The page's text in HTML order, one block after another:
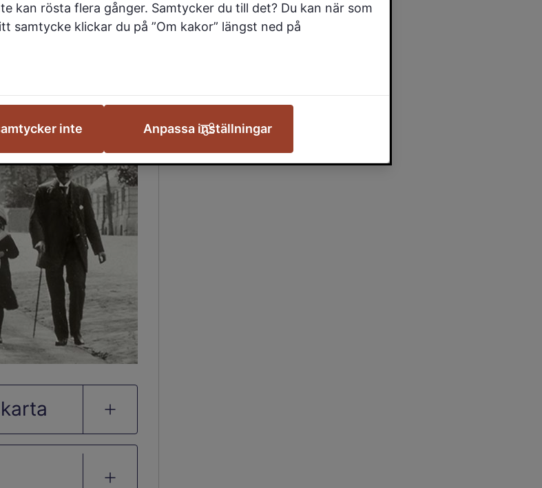
upptäcka
kan rösta flera gånger. Samtycker du till det? Du kan när som
samtycke klickar du på ”Om kakor” längst ned på
inte Anpassa inställningar